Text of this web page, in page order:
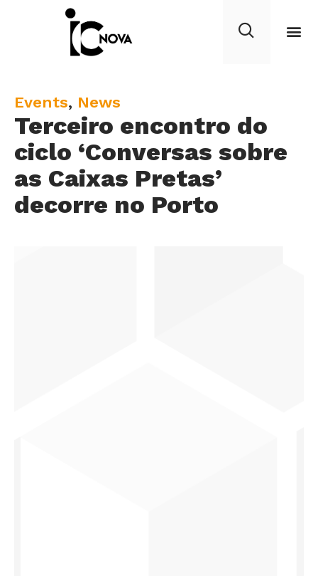
Terceiro encontro do
ciclo ‘Conversas sobre
as Caixas Pretas’
decorre no Porto
C
a
e
g
o
Events, News